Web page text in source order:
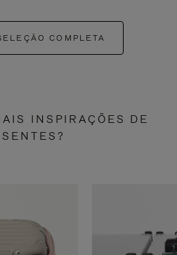
COMPLETA
INSPIRAÇÕES DE